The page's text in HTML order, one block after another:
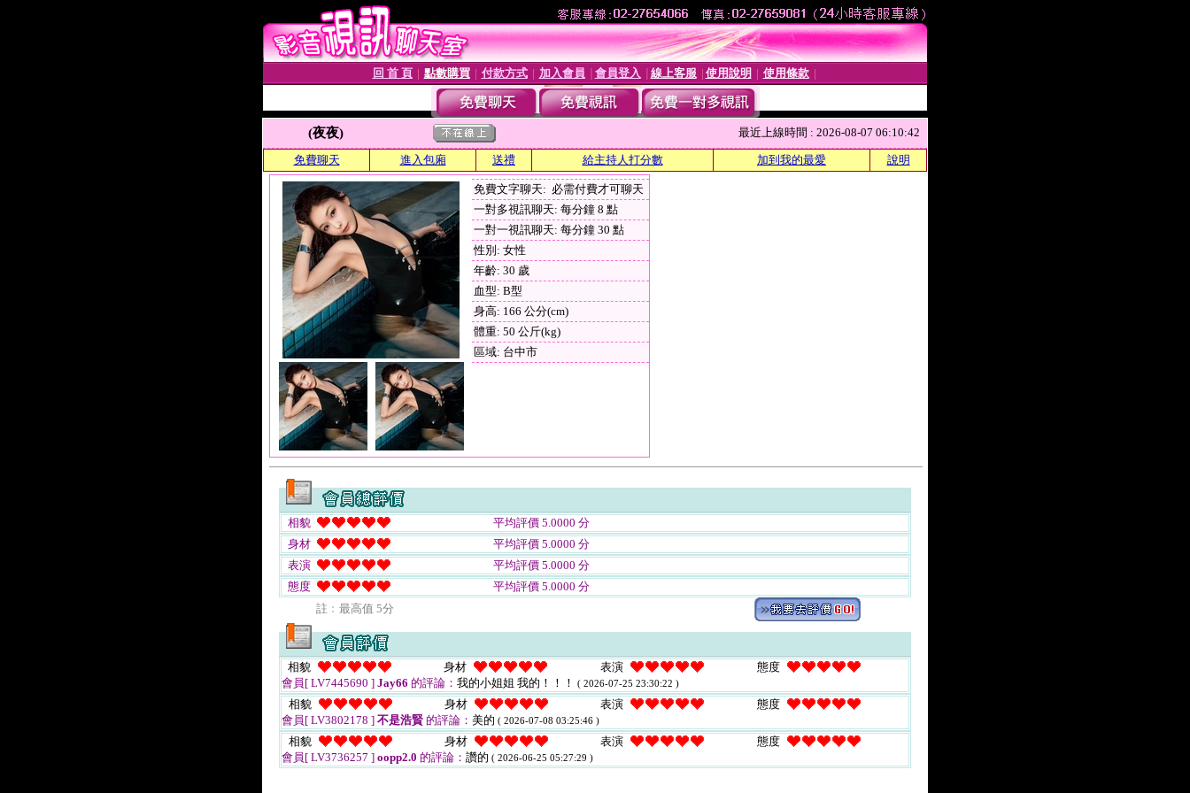
回 首 頁 點數購買│ 付款方式│ 加入會員 會員登入 線上客服 使用說明 使用條款│
(夜夜) 最近上線時間 : 2026-08-07 06:10:42
免費聊天 進入包廂 送禮 給主持人打分數 加到我的最愛 說明
免費文字聊天: 必需付費才可聊天
一對多視訊聊天: 每分鐘 8 點
一對一視訊聊天: 每分鐘 30 點
性別: 女性
年齡: 30 歲
血型: B型
身高: 166 公分(cm)
體重: 50 公斤(kg)
區域: 台中市
相貌
平均評價 5.0000 分
身材
平均評價 5.0000 分
表演
平均評價 5.0000 分
態度
平均評價 5.0000 分
註﹕最高值 5分
相貌 身材 表演
態度
會員[ LV7445690 ] Jay66 的評論： 我的小姐姐 我的！！！ ( 2026-07-25 23:30:22 )
相貌 身材 表演
態度
會員[ LV3802178 ] 不是浩賢 的評論： 美的 ( 2026-07-08 03:25:46 )
相貌 身材 表演
態度
會員[ LV3736257 ] oopp2.0 的評論： 讚的 ( 2026-06-25 05:27:29 )